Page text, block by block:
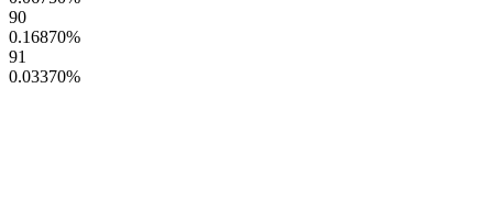
90
0.16870%
91
0.03370%